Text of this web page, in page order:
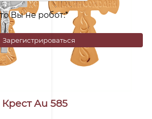
Крест Au 585
Вы не робот:*
Зарегистрироваться